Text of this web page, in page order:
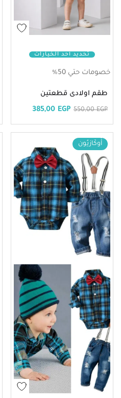
تحديد أحد الخيارات
خصومات حتي 50%
طقم اولادى قطعتين
550,00EGP
385,00 EGP
أُوكَازيُون